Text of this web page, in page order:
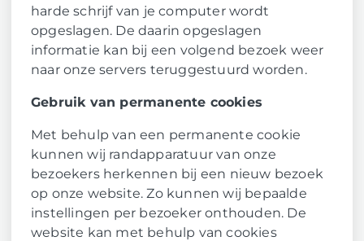
harde schrijf van je computer wordt
opgeslagen. De daarin opgeslagen
informatie kan bij een volgend bezoek weer
naar onze servers teruggestuurd worden.
Gebruik van permanente cookies
Met behulp van een permanente cookie
kunnen wij randapparatuur van onze
bezoekers herkennen bij een nieuw bezoek
op onze website. Zo kunnen wij bepaalde
instellingen per bezoeker onthouden. De
website kan met behulp van cookies